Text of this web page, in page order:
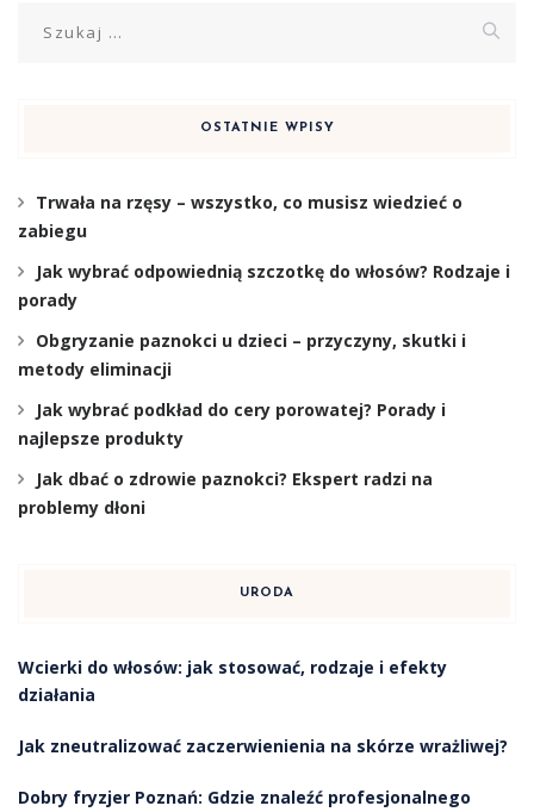
OSTATNIE WPISY
Trwała na rzęsy – wszystko, co musisz wiedzieć o
zabiegu
Jak wybrać odpowiednią szczotkę do włosów? Rodzaje i
porady
Obgryzanie paznokci u dzieci – przyczyny, skutki i
metody eliminacji
Jak wybrać podkład do cery porowatej? Porady i
najlepsze produkty
Jak dbać o zdrowie paznokci? Ekspert radzi na
problemy dłoni
URODA
Wcierki do włosów: jak stosować, rodzaje i efekty
działania
Jak zneutralizować zaczerwienienia na skórze wrażliwej?
Dobry fryzjer Poznań: Gdzie znaleźć profesjonalnego